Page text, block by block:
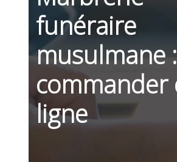
funéraire
musulmane :
commander
ligne